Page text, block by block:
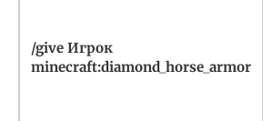
/give Игрок
minecraft:diamond_horse_armor